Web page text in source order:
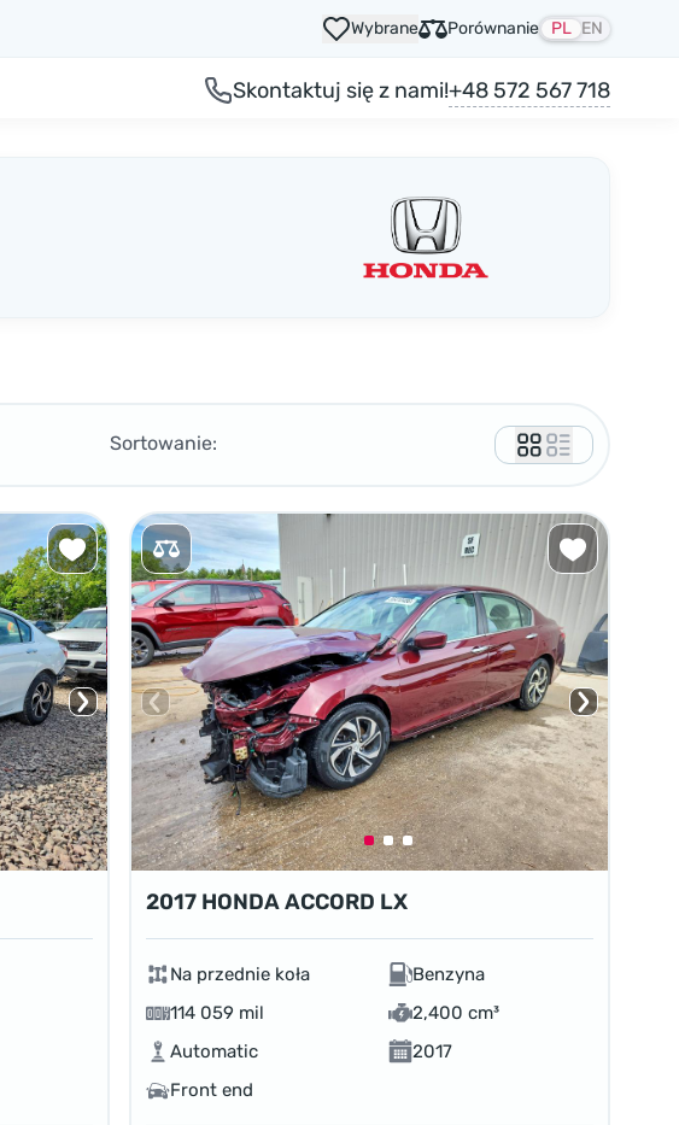
Wybrane Porównanie PL EN
Skontaktuj się z nami!+48 572 567 718
Sortowanie:
2017 HONDA ACCORD LX
Na przednie koła
Benzyna
114 059 mil
2,400 cm³
Automatic
2017
Front end